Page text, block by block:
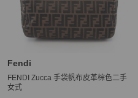
Fendi
FENDI Zucca 手袋帆布皮革棕色二手
女式